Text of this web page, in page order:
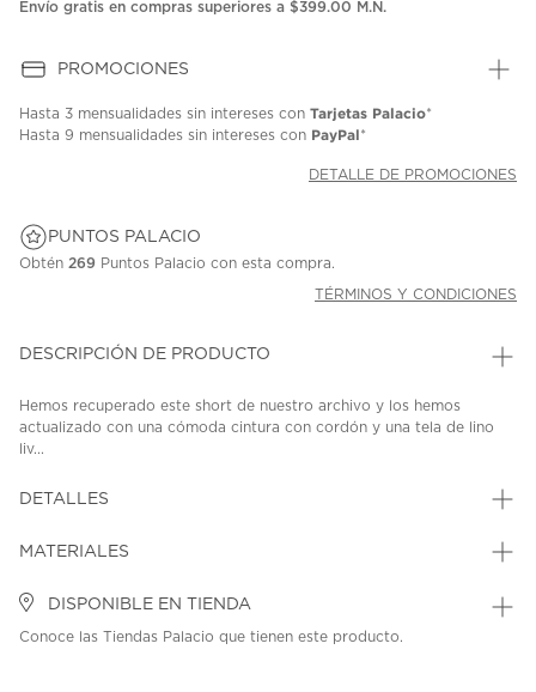
Envío gratis en compras superiores a $399.00 M.N.
PROMOCIONES
Hasta 3 mensualidades sin intereses con Tarjetas Palacio*
Hasta 9 mensualidades sin intereses con PayPal*
DETALLE DE PROMOCIONES
PUNTOS PALACIO
Obtén 269 Puntos Palacio con esta compra.
TÉRMINOS Y CONDICIONES
DESCRIPCIÓN DE PRODUCTO
Hemos recuperado este short de nuestro archivo y los hemos
actualizado con una cómoda cintura con cordón y una tela de lino
liv...
DETALLES
MATERIALES
DISPONIBLE EN TIENDA
Conoce las Tiendas Palacio que tienen este producto.